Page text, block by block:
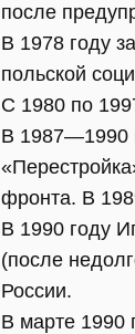
после
В 1978 году
польской
С 1980 по
В 1987—1990
фронта. В
В 1990 году
(после
России.
В марте 1990